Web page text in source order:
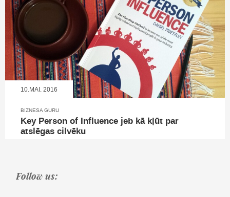
10.MAI, 2016
BIZNESA GURU
Key Person of Influence jeb kā kļūt par
atslēgas cilvēku
Follow us: